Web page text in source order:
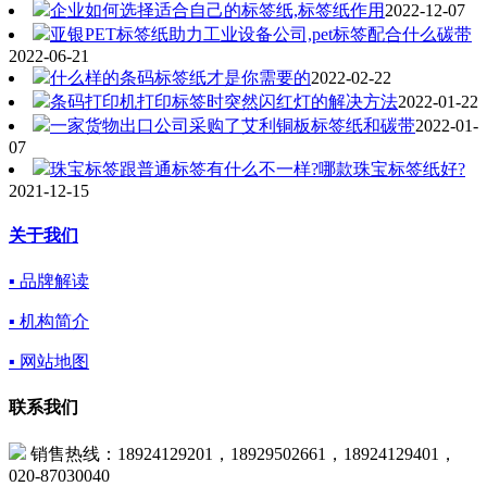
企业如何选择适合自己的标签纸,标签纸作用 2022-12-07
亚银PET标签纸助力工业设备公司,pet标签配合什么碳带
2022-06-21
什么样的条码标签纸才是你需要的2022-02-22
条码打印机打印标签时突然闪红灯的解决方法2022-01-22
一家货物出口公司采购了艾利铜板标签纸和碳带2022-01-
07
珠宝标签跟普通标签有什么不一样?哪款珠宝标签纸好?
2021-12-15
关于我们
▪ 品牌解读
▪ 机构简介
▪ 网站地图
联系我们
销售热线：18924129201，18929502661，18924129401，
020-87030040